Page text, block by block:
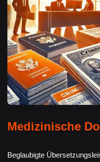
Medizinische
Beglaubigte